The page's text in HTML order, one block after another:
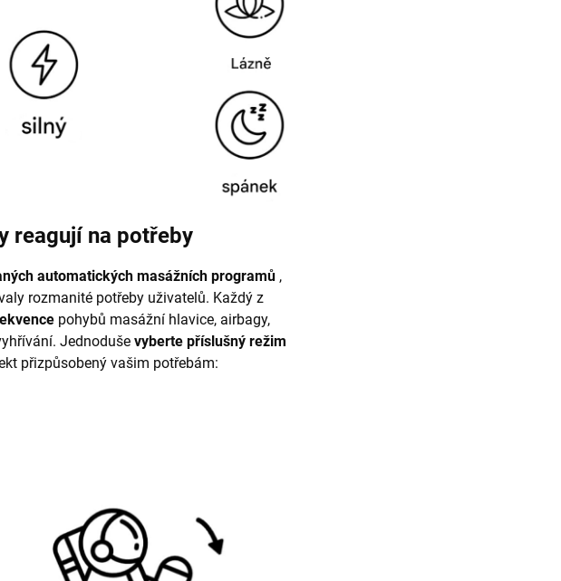
reagují na potřeby
automatických masážních programů ,
rozmanité potřeby uživatelů. Každý z
pohybů masážní hlavice, airbagy,
Jednoduše vyberte příslušný režim
přizpůsobený vašim potřebám: